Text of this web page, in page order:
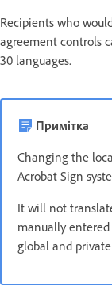
Recipients who
agreement controls
30 languages.
Примітка
Changing the
Acrobat Sign
It will not
manually
global and